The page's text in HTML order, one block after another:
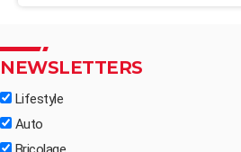
NEWSLETTERS
Lifestyle
Auto